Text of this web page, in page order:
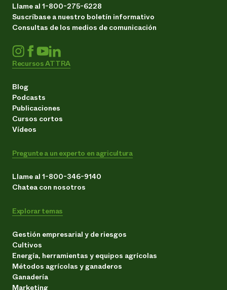
Llame al 1-800-275-6228
Suscríbase a nuestro boletín informativo
Consultas de los medios de comunicación
Recursos ATTRA
Blog
Podcasts
Publicaciones
Cursos cortos
Vídeos
Pregunte a un experto en agricultura
Llame al 1-800-346-9140
Chatea con nosotros
Explorar temas
Gestión empresarial y de riesgos
Cultivos
Energía, herramientas y equipos agrícolas
Métodos agrícolas y ganaderos
Ganadería
Marketing